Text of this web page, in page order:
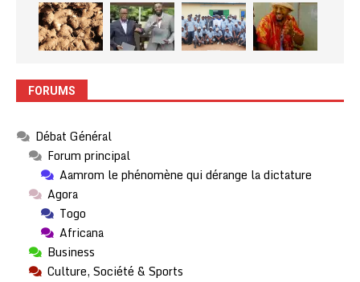
FORUMS
Débat Général
Forum principal
Aamrom le phénomène qui dérange la dictature
Agora
Togo
Africana
Business
Culture, Société & Sports